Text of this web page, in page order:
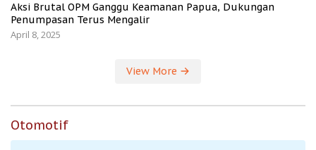
Aksi Brutal OPM Ganggu Keamanan Papua, Dukungan
Penumpasan Terus Mengalir
April 8, 2025
View More
Otomotif